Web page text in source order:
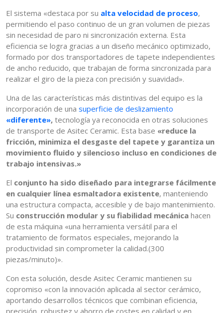
El sistema «destaca por su alta velocidad de proceso,
permitiendo el paso continuo de un gran volumen de piezas
sin necesidad de paro ni sincronización externa. Esta
eficiencia se logra gracias a un diseño mecánico optimizado,
formado por dos transportadores de tapete independientes
de ancho reducido, que trabajan de forma sincronizada para
realizar el giro de la pieza con precisión y suavidad».
Una de las características más distintivas del equipo es la
incorporación de una superficie de deslizamiento
«diferente», tecnología ya reconocida en otras soluciones
de transporte de Asitec Ceramic. Esta base «reduce la
fricción, minimiza el desgaste del tapete y garantiza un
movimiento fluido y silencioso incluso en condiciones de
trabajo intensivas.»
El conjunto ha sido diseñado para integrarse fácilmente
en cualquier línea esmaltadora existente, manteniendo
una estructura compacta, accesible y de bajo mantenimiento.
Su construcción modular y su fiabilidad mecánica hacen
de esta máquina «una herramienta versátil para el
tratamiento de formatos especiales, mejorando la
productividad sin comprometer la calidad.(300
piezas/minuto)».
Con esta solución, desde Asitec Ceramic mantienen su
copromiso «con la innovación aplicada al sector cerámico,
aportando desarrollos técnicos que combinan eficiencia,